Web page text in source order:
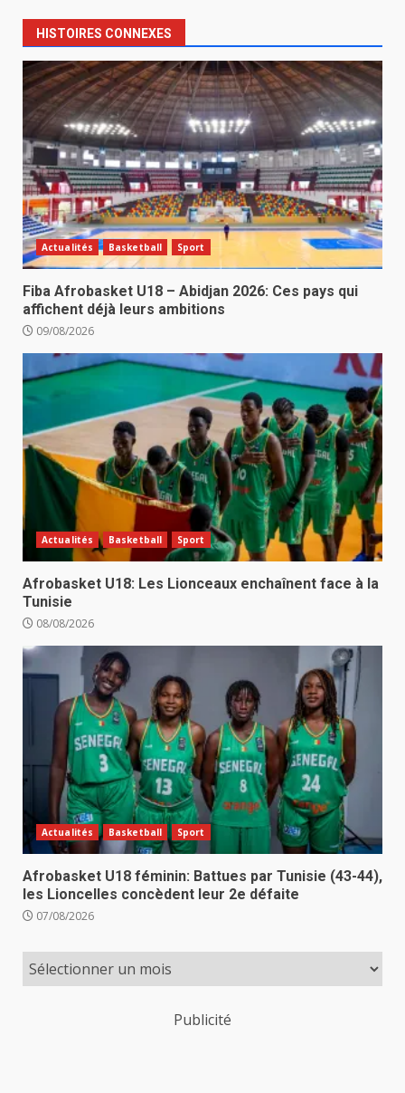
HISTOIRES CONNEXES
Actualités Basketball Sport
Fiba Afrobasket U18 – Abidjan 2026: Ces pays qui
affichent déjà leurs ambitions
09/08/2026
Actualités Basketball Sport
Afrobasket U18: Les Lionceaux enchaînent face à la
Tunisie
08/08/2026
Actualités Basketball Sport
Afrobasket U18 féminin: Battues par Tunisie (43-44),
les Lioncelles concèdent leur 2e défaite
07/08/2026
Publicité